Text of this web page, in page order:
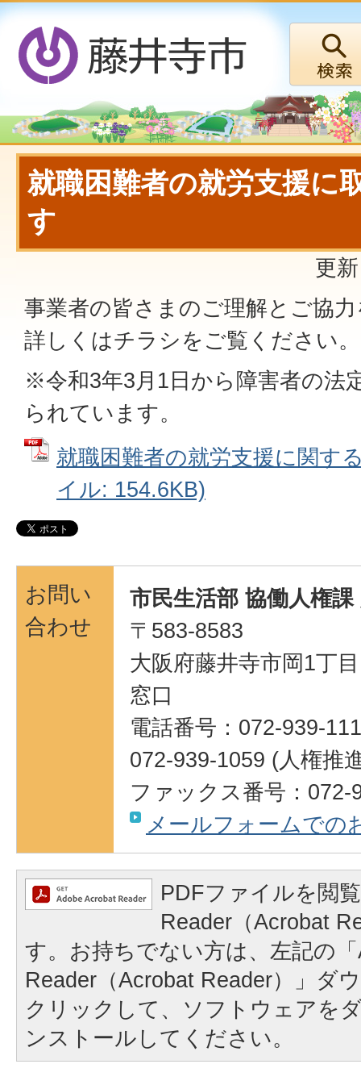
就職困難者の就労支援に
す
更
事業者の皆さまのご理解とご協
詳しくはチラシをご覧ください。
※令和3年3月1日から障害者の法
られています。
就職困難者の就労支援に関す
イル: 154.6KB)
お問い
合わせ
市民生活部 協働人権
〒583-8583
大阪府藤井寺市岡1丁
窓口
電話番号：072-939-
072-939-1059 (人権推
ファックス番号：072-
メールフォームでの
PDFファイルを閲
Reader（Acrobat
す。お持ちでない方は、左記の
Reader（Acrobat Reader）」ダ
クリックして、ソフトウェアを
ンストールしてください。